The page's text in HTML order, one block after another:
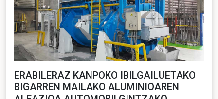
ERABILERAZ KANPOKO IBILGAILUETAKO
BIGARREN MAILAKO ALUMINIOAREN